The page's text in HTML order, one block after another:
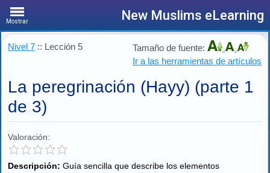
Mostrar New Muslims eLearning
Nivel 7 :: Lección 5
Tamaño de fuente:
Ir a las herramientas de artículos
La peregrinación (Hayy) (parte 1
de 3)
Valoración:
Descripción: Guía sencilla que describe los elementos